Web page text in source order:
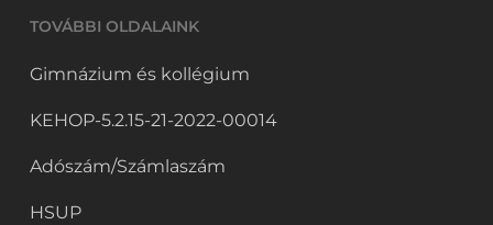
TOVÁBBI OLDALAINK
Gimnázium és kollégium
KEHOP-5.2.15-21-2022-00014
Adószám/Számlaszám
HSUP